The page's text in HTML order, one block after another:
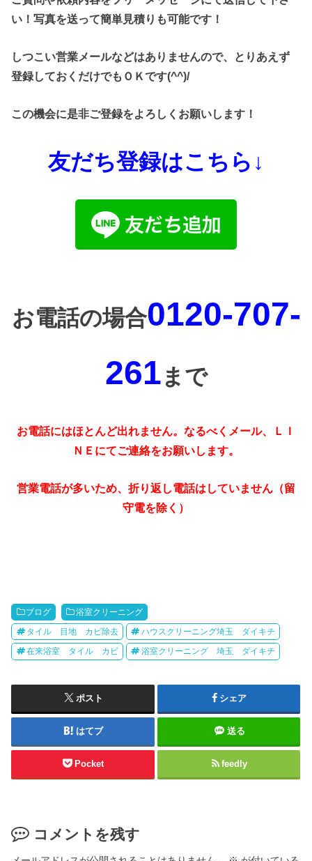
い！写真を送って簡単見積りも可能です！
しつこい営業メールなどはありませんので、とりあえず
登録しておくだけでもＯＫです(^^)/
この機会に是非ご登録をよろしくお願いします！
友だち登録はこちら↓
お電話の場合0120-707-
261まで
お電話にはほとんど出れません。なるべくメール、ＬＩ
ＮＥにてご連絡をお願いします。
営業電話が多いため、折り返し電話はしていません（留
守電を除く）
ブログ 浴室クリーニング
タイル 目地 カビ除去 ハウスクリーニング埼玉 ダイキチ
在来浴室 タイル カビ 浴室クリーニング 埼玉 ダイキチ
ポスト シェア
はてブ 送る
Pocket feedly
コメントを残す